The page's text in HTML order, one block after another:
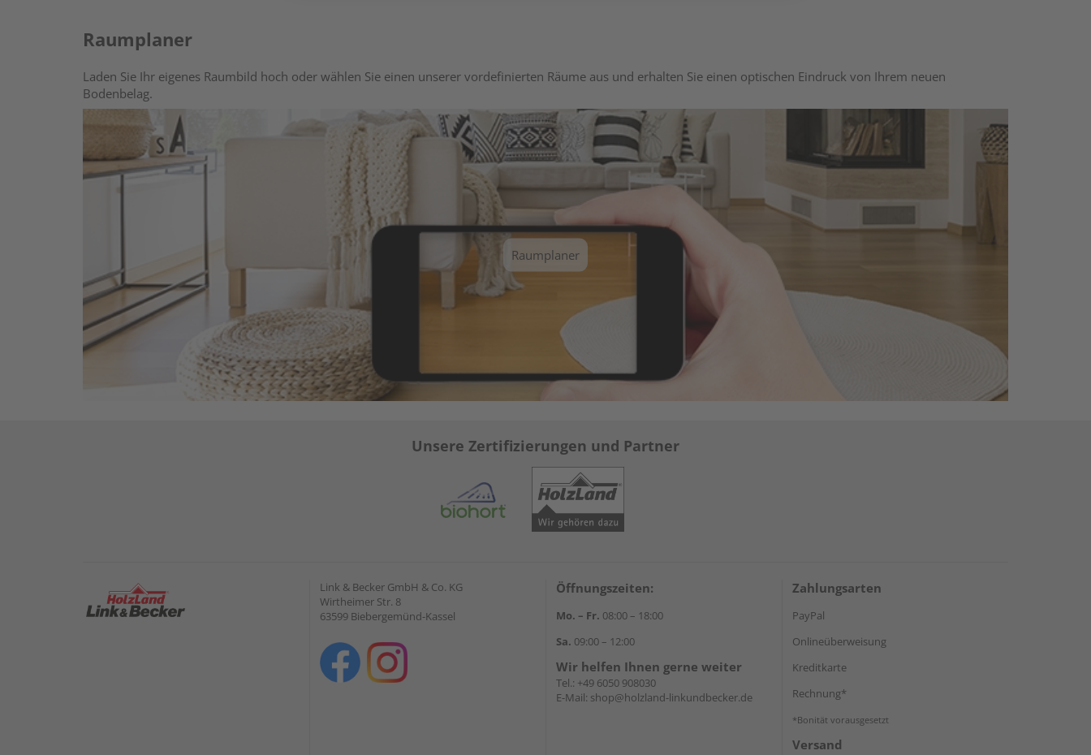
Raumplaner
Laden Sie Ihr eigenes Raumbild hoch oder wählen Sie einen unserer vordefinierten Räume aus und erhalten Sie einen optischen Eindruck von Ihrem neuen
Bodenbelag.
Raumplaner
Unsere Zertifizierungen und Partner
Link & Becker GmbH & Co. KG
Wirtheimer Str. 8
63599 Biebergemünd-Kassel
Öffnungszeiten:
Mo. – Fr. 08:00 – 18:00
Sa. 09:00 – 12:00
Wir helfen Ihnen gerne weiter
Tel.: +49 6050 908030
E-Mail: shop@holzland-linkundbecker.de
Zahlungsarten
PayPal
Onlineüberweisung
Kreditkarte
Rechnung*
*Bonität vorausgesetzt
Versand